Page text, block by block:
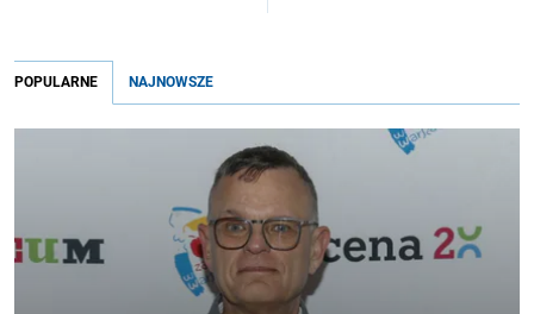
POPULARNE NAJNOWSZE